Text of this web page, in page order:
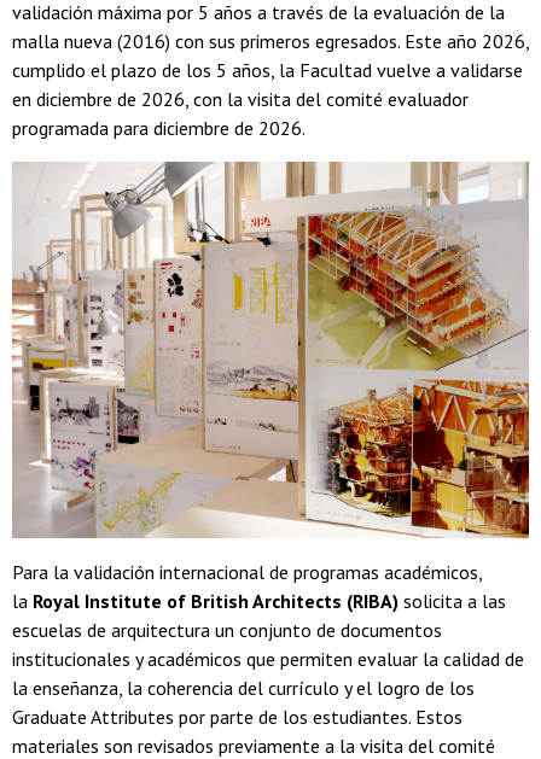
validación máxima por 5 años a través de la evaluación de la
malla nueva (2016) con sus primeros egresados. Este año 2026,
cumplido el plazo de los 5 años, la Facultad vuelve a validarse
en diciembre de 2026, con la visita del comité evaluador
programada para diciembre de 2026.
Para la validación internacional de programas académicos,
la Royal Institute of British Architects (RIBA) solicita a las
escuelas de arquitectura un conjunto de documentos
institucionales y académicos que permiten evaluar la calidad de
la enseñanza, la coherencia del currículo y el logro de los
Graduate Attributes por parte de los estudiantes. Estos
materiales son revisados previamente a la visita del comité